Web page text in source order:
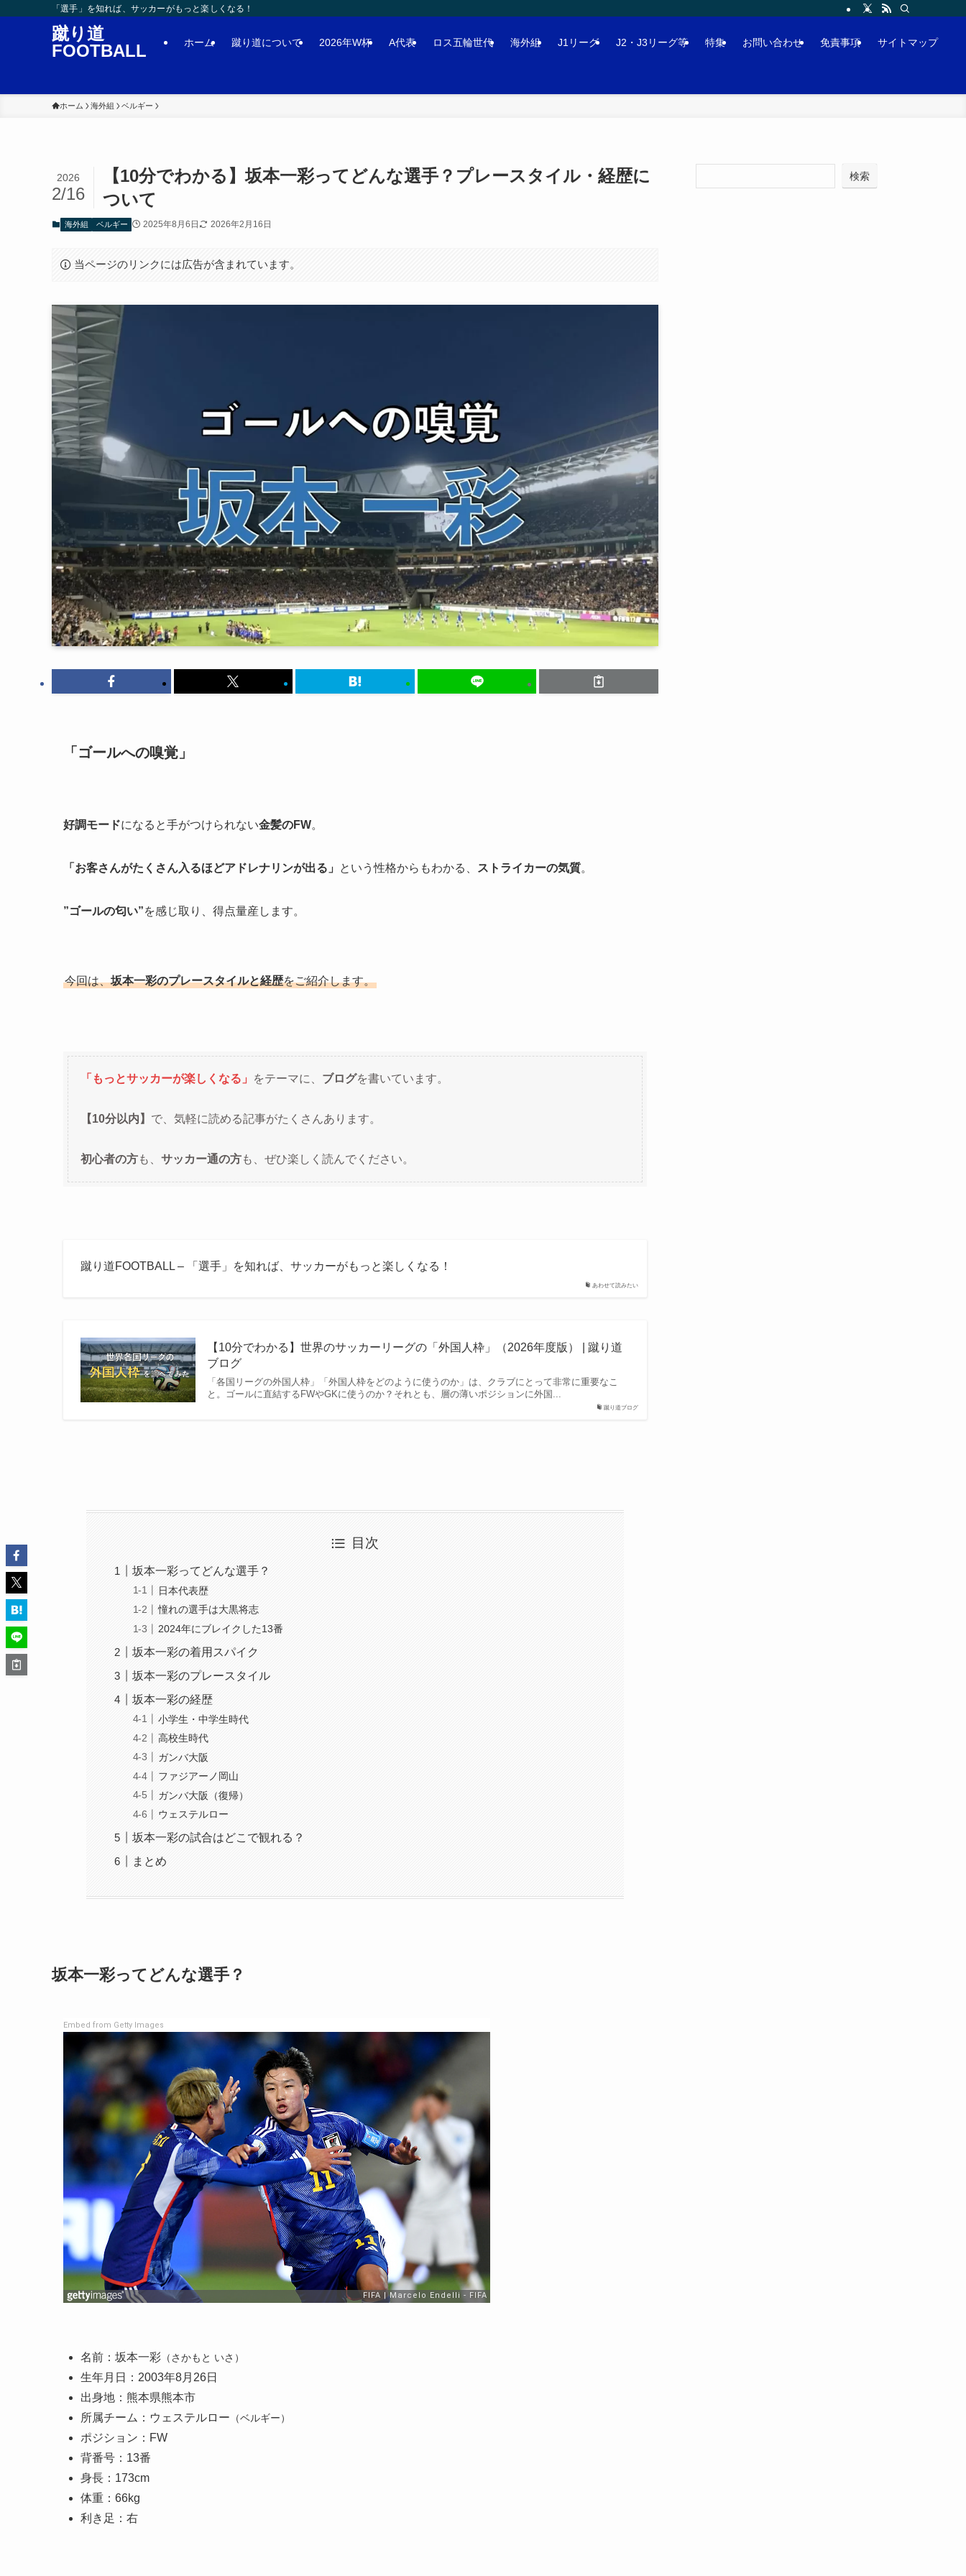
「選手」を知れば、サッカーがもっと楽しくなる！
蹴り道
FOOTBALL
ホーム 蹴り道について 2026年W杯 A代表 ロス五輪世代 海外組 J1リーグ J2・J3リーグ等 特集 お問い合わせ 免責事項 サイトマップ
ホーム 海外組 ベルギー
【10分でわかる】坂本一彩ってどんな選手？プレースタイル・経歴に
ついて
2026
2/16
海外組 ベルギー 2025年8月6日 2026年2月16日
当ページのリンクには広告が含まれています。
「ゴールへの嗅覚」
好調モードになると手がつけられない金髪のFW。
「お客さんがたくさん入るほどアドレナリンが出る」 という性格からもわかる、 ストライカーの気質。
”ゴールの匂い”を感じ取り、得点量産します。
今回は、坂本一彩のプレースタイルと経歴をご紹介します。
「もっとサッカーが楽しくなる」 をテーマに、 ブログを書いています。
【10分以内】 で、気軽に読める記事がたくさんあります。
初心者の方も、 サッカー通の方も、ぜひ楽しく読んでください。
あわせて読みたい
蹴り道FOOTBALL – 「選手」を知れば、サッカーがもっと楽しくなる！
蹴り道ブログ
【10分でわかる】世界のサッカーリーグの「外国人枠」（2026年度版） | 蹴り道
ブログ
「各国リーグの外国人枠」「外国人枠をどのように使うのか」は、クラブにとって非常に重要なこ
と。ゴールに直結するFWやGKに使うのか？それとも、層の薄いポジションに外国...
目次
坂本一彩ってどんな選手？
日本代表歴
憧れの選手は大黒将志
2024年にブレイクした13番
坂本一彩の着用スパイク
坂本一彩のプレースタイル
坂本一彩の経歴
小学生・中学生時代
高校生時代
ガンバ大阪
ファジアーノ岡山
ガンバ大阪（復帰）
ウェステルロー
坂本一彩の試合はどこで観れる？
まとめ
坂本一彩ってどんな選手？
Embed from Getty Images
名前：坂本一彩 （さかもと いさ）
生年月日：2003年8月26日
出身地：熊本県熊本市
所属チーム：ウェステルロー （ベルギー）
ポジション：FW
背番号：13番
身長：173cm
体重：66kg
利き足：右
検索